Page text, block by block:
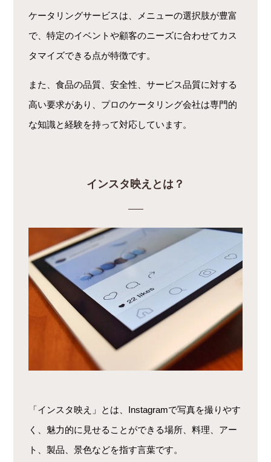
ケータリングサービスは、メニューの選択肢が豊富
で、特定のイベントや顧客のニーズに合わせてカス
タマイズできる点が特徴です。
また、食品の品質、安全性、サービス品質に対する
高い要求があり、プロのケータリング会社は専門的
な知識と経験を持って対応しています。
インスタ映えとは？
「インスタ映え」とは、Instagramで写真を撮りやす
く、魅力的に見せることができる場所、料理、アー
ト、製品、景色などを指す言葉です。